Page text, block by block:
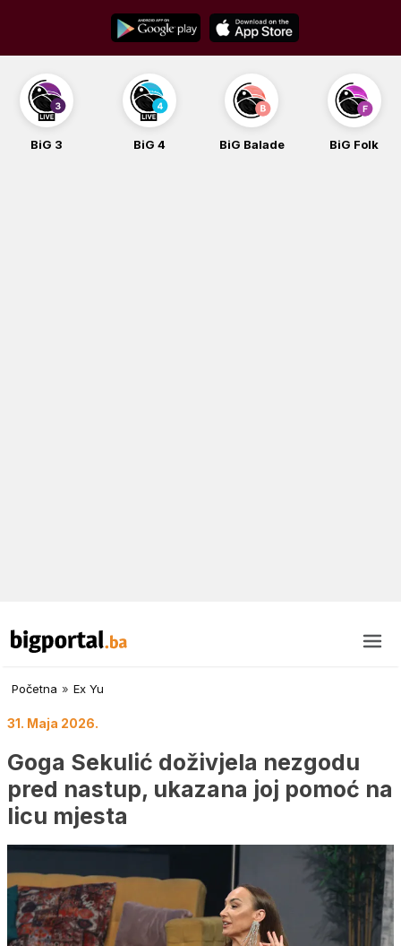
content
BiG 3 BiG 4 BiG Balade BiG Folk
Početna » Ex Yu
31. Maja 2026.
Goga Sekulić doživjela nezgodu
pred nastup, ukazana joj pomoć na
licu mjesta